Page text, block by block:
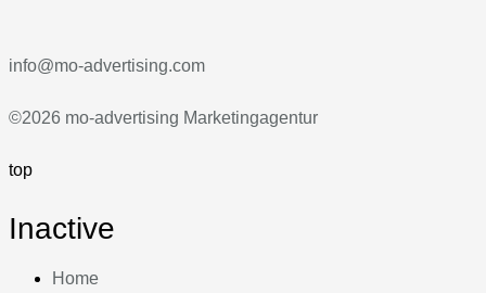
info@mo-advertising.com
©2026 mo-advertising Marketingagentur
top
Inactive
Home